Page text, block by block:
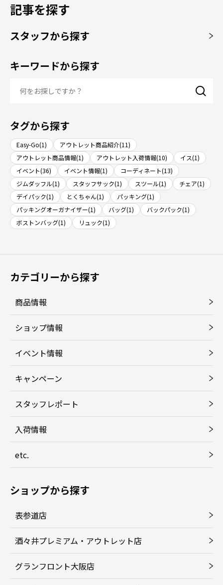
記事を探す
スタッフから探す
キーワードから探す
タグから探す
Easy-Go(1)
アウトレット商品紹介(11)
アウトレット商品情報(1)
アウトレット入荷情報(10)
イス(1)
イベント(36)
イベント情報(1)
コーディネート(13)
ジムダッフル(1)
スタッフサック(1) スツール(1)
チェア(1)
デイパック(1)
とくちゃん(1)
パッキング(1)
パッキングオーガナイザー(1)
バッグ(1)
バックパック(1)
ボストンバッグ(1)
リュック(1)
カテゴリーから探す
商品情報
ショップ情報
イベント情報
キャンペーン
スタッフレポート
入荷情報
etc.
ショップから探す
表参道店
酒々井プレミアム・アウトレット店
グランフロント大阪店